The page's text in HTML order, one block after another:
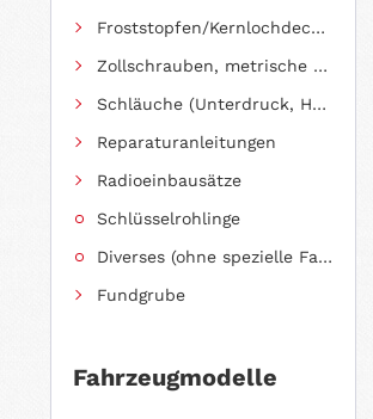
Froststopfen/Kernlochdeckel (nach Abmessung sortiert)
Zollschrauben, metrische Schauben, Stehbolzen
Schläuche (Unterdruck, Heizung, Kraftstoff usw.) und Zubehör
Reparaturanleitungen
Radioeinbausätze
Schlüsselrohlinge
Diverses (ohne spezielle Fahrzeugzuordnung)
Fundgrube
Fahrzeugmodelle